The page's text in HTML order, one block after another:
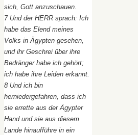
sich, Gott anzuschauen.
7 Und der HERR sprach: Ich
habe das Elend meines
Volks in Ägypten gesehen,
und ihr Geschrei über ihre
Bedränger habe ich gehört;
ich habe ihre Leiden erkannt.
8 Und ich bin
herniedergefahren, dass ich
sie errette aus der Ägypter
Hand und sie aus diesem
Lande hinaufführe in ein